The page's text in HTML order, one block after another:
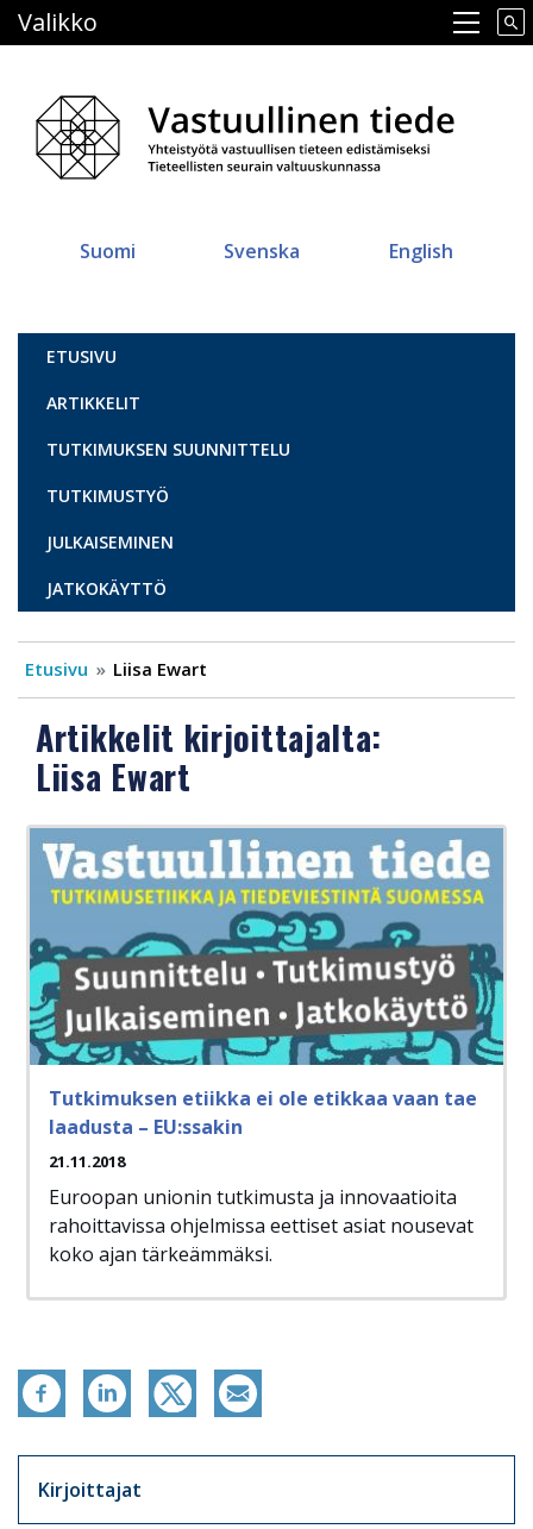
pääsisältöön
Main navigation
Valikko
Suomi Svenska English
Vastuullinen tiede
ETUSIVU
ARTIKKELIT
TUTKIMUKSEN SUUNNITTELU
TUTKIMUSTYÖ
JULKAISEMINEN
JATKOKÄYTTÖ
Etusivu Liisa Ewart
Artikkelit kirjoittajalta:
Liisa Ewart
Tutkimuksen etiikka ei ole etikkaa vaan tae
laadusta – EU:ssakin
21.11.2018
Euroopan unionin tutkimusta ja innovaatioita
rahoittavissa ohjelmissa eettiset asiat nousevat
koko ajan tärkeämmäksi.
Kirjoittajat